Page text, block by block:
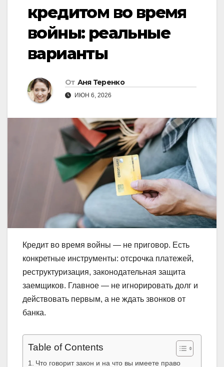
кредитом во время
войны: реальные
варианты
От Аня Теренко
ИЮН 6, 2026
Кредит во время войны — не приговор. Есть
конкретные инструменты: отсрочка платежей,
реструктуризация, законодательная защита
заемщиков. Главное — не игнорировать долг и
действовать первым, а не ждать звонков от
банка.
Table of Contents
Что говорит закон и на что вы имеете право